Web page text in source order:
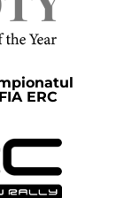
ERC